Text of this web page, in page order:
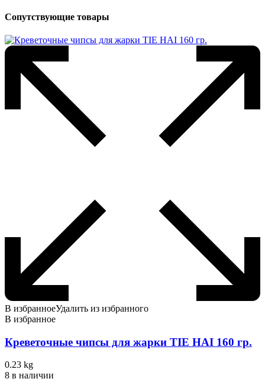
Сопутствующие товары
В избранноеУдалить из избранного
В избранное
Креветочные чипсы для жарки TIE HAI 160 гр.
0.23 kg
8 в наличии